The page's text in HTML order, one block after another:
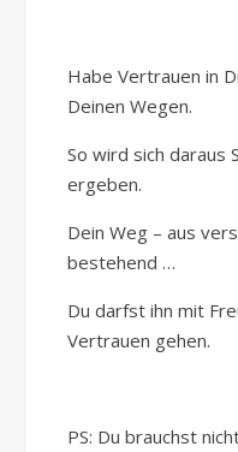
Habe Vertrauen in
Deinen Wegen.
So wird sich daraus
ergeben.
Dein Weg – aus
bestehend …
Du darfst ihn mit
Vertrauen gehen.
PS: Du brauchst